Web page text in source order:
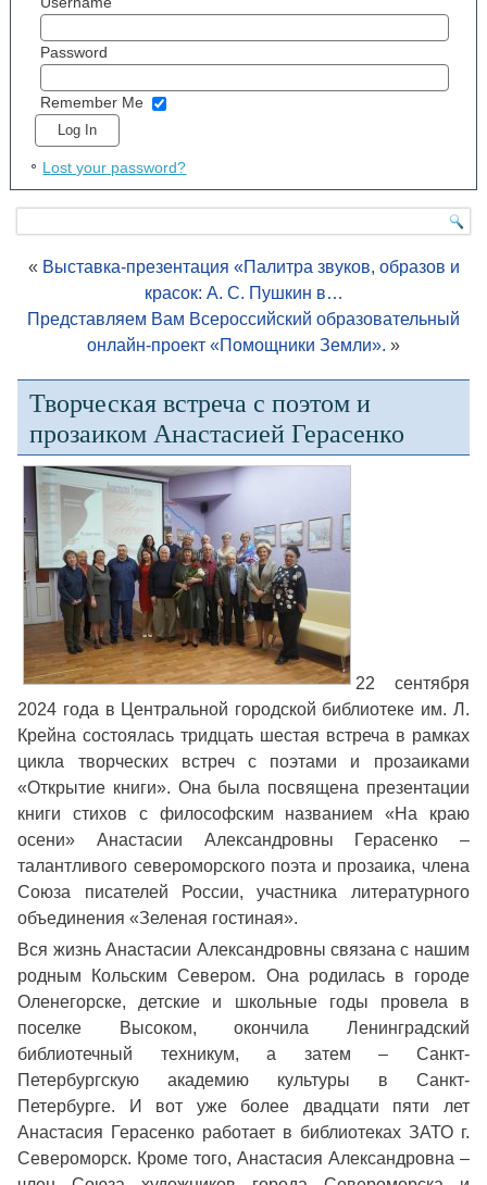
Password
Remember Me
Lost your password?
« Выставка-презентация «Палитра звуков, образов и
красок: А. С. Пушкин в…
Представляем Вам Всероссийский образовательный
онлайн-проект «Помощники Земли». »
Творческая встреча с поэтом и
прозаиком Анастасией Герасенко
22 сентября
2024 года в Центральной городской библиотеке им. Л.
Крейна состоялась тридцать шестая встреча в рамках
цикла творческих встреч с поэтами и прозаиками
«Открытие книги». Она была посвящена презентации
книги стихов с философским названием «На краю
осени» Анастасии Александровны Герасенко –
талантливого североморского поэта и прозаика, члена
Союза писателей России, участника литературного
объединения «Зеленая гостиная».
Вся жизнь Анастасии Александровны связана с нашим
родным Кольским Севером. Она родилась в городе
Оленегорске, детские и школьные годы провела в
поселке Высоком, окончила Ленинградский
библиотечный техникум, а затем – Санкт-
Петербургскую академию культуры в Санкт-
Петербурге. И вот уже более двадцати пяти лет
Анастасия Герасенко работает в библиотеках ЗАТО г.
Североморск. Кроме того, Анастасия Александровна –